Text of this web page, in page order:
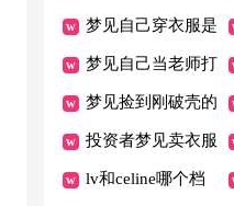
梦见自己穿衣服是
什么意思
梦见自己当老师打
学生
梦见捡到刚破壳的
鸳鸯鸟
投资者梦见卖衣服
lv和celine哪个档